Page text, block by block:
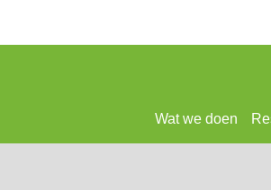
Wat we doen